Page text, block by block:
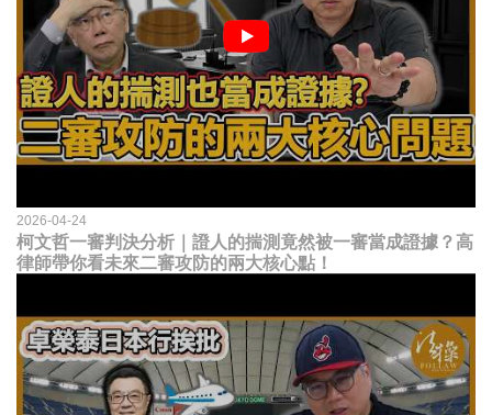
2026-04-24
柯文哲一審判決分析｜證人的揣測竟然被一審當成證據？高
律師帶你看未來二審攻防的兩大核心點！